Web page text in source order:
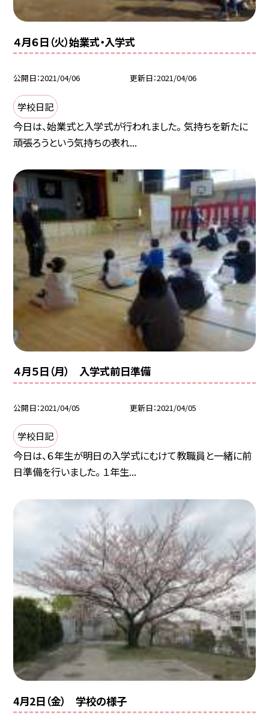
４月６日（火）始業式・入学式
公開日 2021/04/06 更新日 2021/04/06
学校日記
今日は、始業式と入学式が行われました。 気持ちを新たに
頑張ろうという気持ちの表れ...
４月５日（月） 入学式前日準備
公開日 2021/04/05 更新日 2021/04/05
学校日記
今日は、６年生が明日の入学式にむけて教職員と一緒に前
日準備を行いました。 １年生...
4月2日（金） 学校の様子